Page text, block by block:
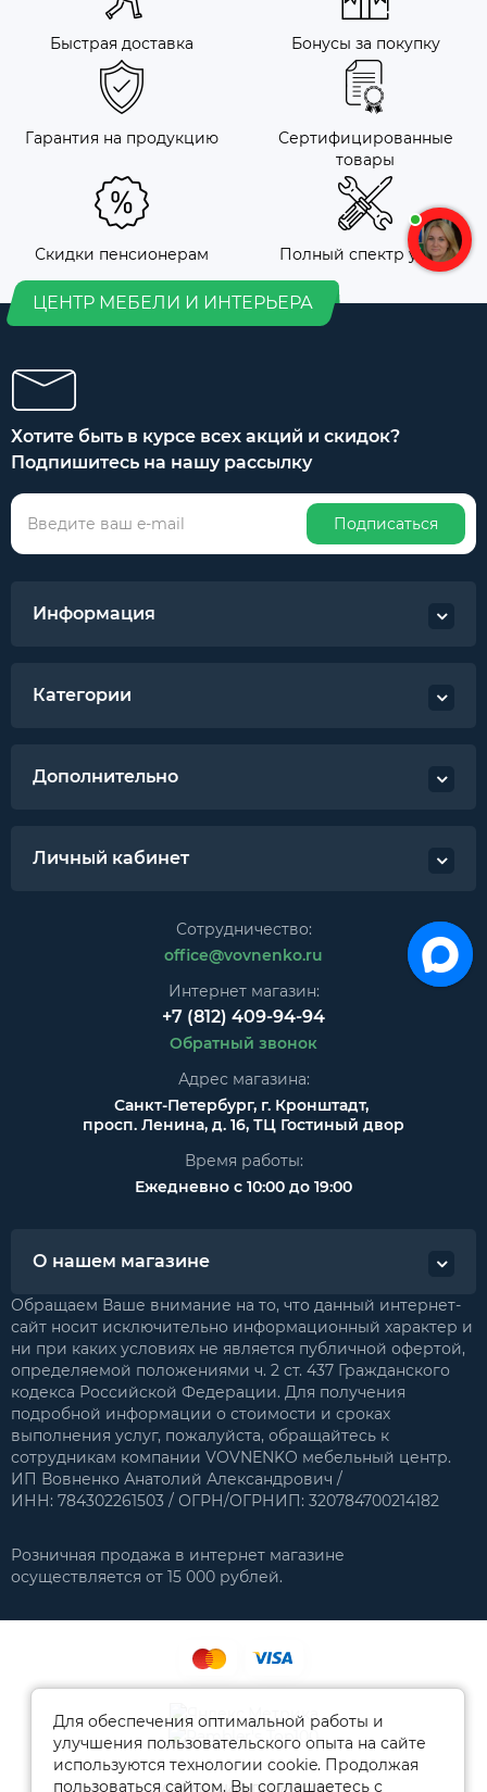
Быстрая доставка Бонусы за покупку
Гарантия на продукцию
Сертифицированные
товары
Скидки пенсионерам Полный спектр услуг
ЦЕНТР МЕБЕЛИ И ИНТЕРЬЕРА
Хотите быть в курсе всех акций и скидок?
Подпишитесь на нашу рассылку
Подписаться
Информация
Категории
Дополнительно
Личный кабинет
Сотрудничество:
office@vovnenko.ru
Интернет магазин:
+7 (812) 409-94-94
Обратный звонок
Адрес магазина:
Санкт-Петербург, г. Кронштадт,
просп. Ленина, д. 16, ТЦ Гостиный двор
Время работы:
Ежедневно с 10:00 до 19:00
О нашем магазине
Обращаем Ваше внимание на то, что данный интернет-
сайт носит исключительно информационный характер и
ни при каких условиях не является публичной офертой,
определяемой положениями ч. 2 ст. 437 Гражданского
кодекса Российской Федерации. Для получения
подробной информации о стоимости и сроках
выполнения услуг, пожалуйста, обращайтесь к
сотрудникам компании VOVNENKO мебельный центр.
ИП Вовненко Анатолий Александрович /
ИНН: 784302261503 / ОГРН/ОГРНИП: 320784700214182
Розничная продажа в интернет магазине
осуществляется от 15 000 рублей.
Для обеспечения оптимальной работы и
улучшения пользовательского опыта на сайте
используются технологии cookie. Продолжая
пользоваться сайтом, Вы соглашаетесь с